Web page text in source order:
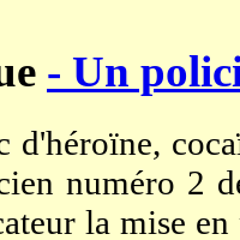
- Un
d'héroïne,
numéro 2
la mise